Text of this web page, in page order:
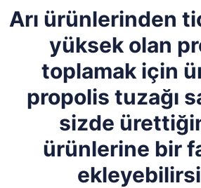
Arı ürünlerinden
yüksek olan
toplamak için
propolis tuzağı
sizde
ürünlerine bir